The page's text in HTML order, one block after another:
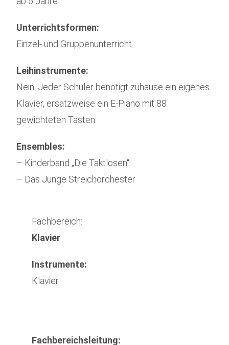
Unterrichtsformen:
Einzel- und Gruppenunterricht
Leihinstrumente:
Nein. Jeder Schüler benötigt zuhause ein eigenes
Klavier, ersatzweise ein E-Piano mit 88
gewichteten Tasten.
Ensembles:
– Kinderband „Die Taktlosen“
– Das Junge Streichorchester
Fachbereich:
Klavier
Instrumente:
Klavier
Fachbereichsleitung: